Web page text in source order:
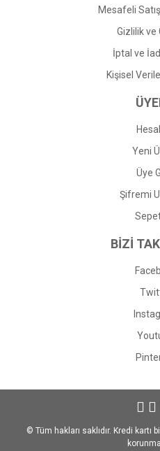
Mesafeli
Gizlilik ve
İptal ve
Kişisel
Yeni
Üye
Şifremi
BİZİ
© Tüm hakları saklıdır. Kredi